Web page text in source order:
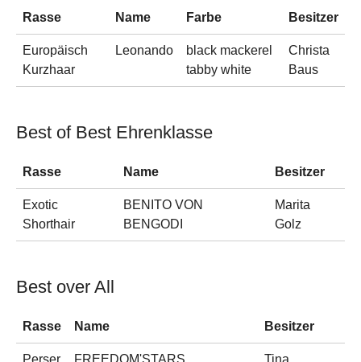
Rasse Name Farbe Besitzer
Europäisch
Kurzhaar
Leonando
black mackerel
tabby white
Christa
Baus
Best of Best Ehrenklasse
Rasse Name Besitzer
Exotic
Shorthair
BENITO VON
BENGODI
Marita
Golz
Best over All
Rasse Name Besitzer
Perser FREEDOM'STARS Tina